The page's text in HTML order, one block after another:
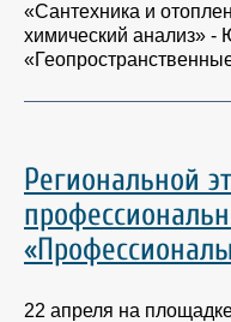
«Сантехника и
химический анализ» -
Региональной
22 апреля на